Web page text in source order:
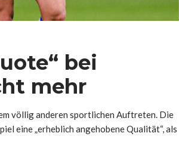
bei
mehr
völlig anderen sportlichen Auftreten. Die
eine „erheblich angehobene Qualität“, als